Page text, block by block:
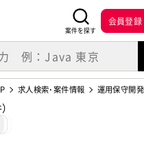
案件を探す
会員登録
求人検索･案件情報 運用保守開発